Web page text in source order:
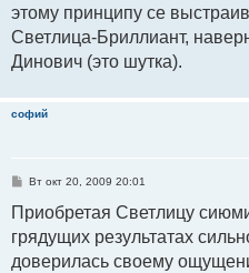
этому принципу се
Светлица-Бриллиант,
Динович (это шутка).
софий
С
о
б
щ
е
н
Вт окт 20, 2009 20:01
Приобретая Светлицу
грядущих результатах
доверилась своему